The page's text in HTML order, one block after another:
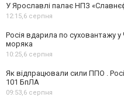
У Ярославлі палає НПЗ
12:15,6 серпня
Росія вдарила по суховантажу
моряка
10:25,6 серпня
Як відпрацювали сили ППО .
101 БпЛА
09:53,6 серпня